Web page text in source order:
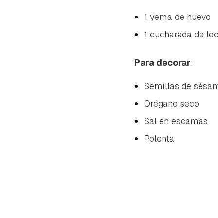
1 yema de huevo
1 cucharada de
Para decorar:
Semillas de
Orégano seco
Sal en escamas
Polenta